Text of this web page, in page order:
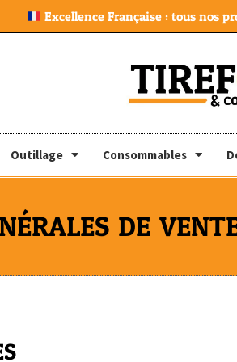
Excellence Française : tous nos
Outillage Consommables
DE